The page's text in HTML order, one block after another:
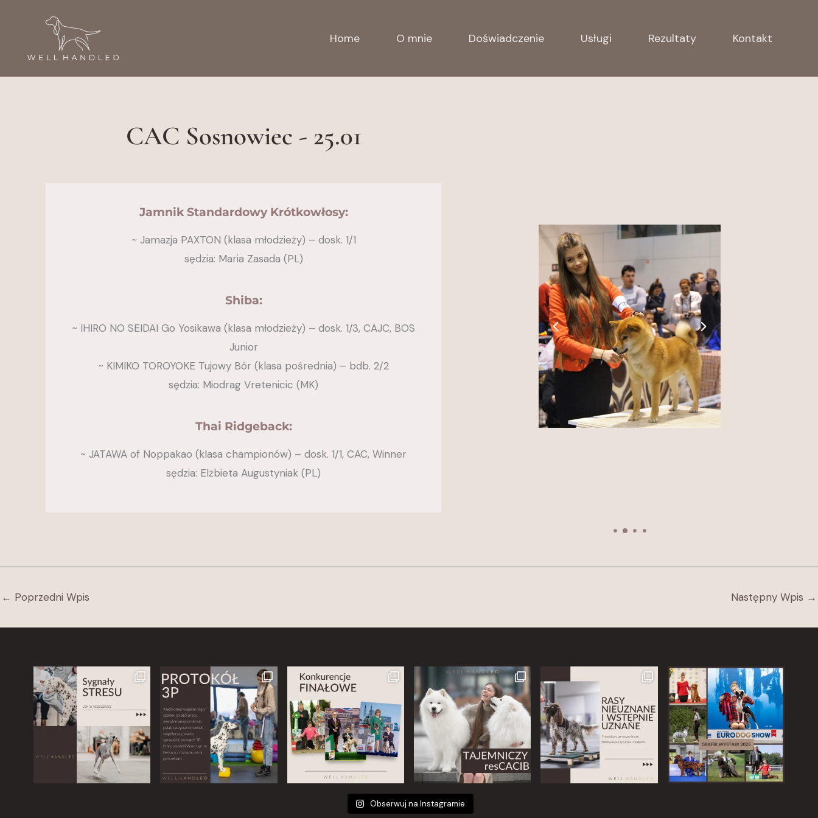
Home O mnie Doświadczenie Usługi Rezultaty Kontakt
CAC Sosnowiec - 25.01
Jamnik Standardowy Krótkowłosy:
​~ Jamazja PAXTON (klasa młodzieży) – dosk. 1/1
sędzia: Maria Zasada (PL)
Shiba:
~ IHIRO NO SEIDAI Go Yosikawa (klasa młodzieży) – dosk. 1/3, CAJC, BOS
Junior
~ KIMIKO TOROYOKE Tujowy Bór (klasa pośrednia) – bdb. 2/2
​sędzia: Miodrag Vretenicic (MK)
Thai Ridgeback:
~ JATAWA of Noppakao (klasa championów) – dosk. 1/1, CAC, Winner
​sędzia: Elżbieta Augustyniak (PL)
← Poprzedni Wpis Następny Wpis →
Obserwuj na Instagramie